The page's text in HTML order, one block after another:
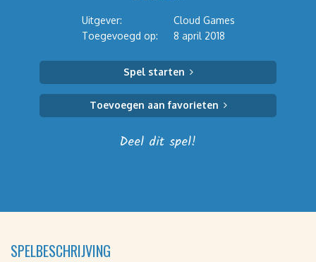
Uitgever:
Cloud Games
Toegevoegd op:
8 april 2018
Spel starten
Toevoegen aan favorieten
Deel dit spel!
SPELBESCHRIJVING